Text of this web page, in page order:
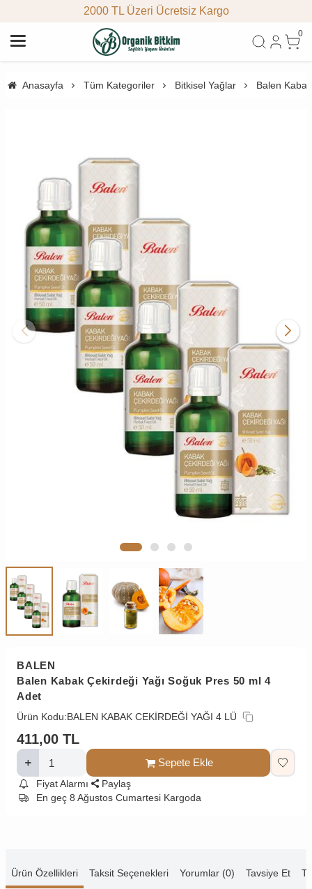
2000 TL Üzeri Ücretsiz Kargo
0
Anasayfa Tüm Kategoriler Bitkisel Yağlar Balen
BALEN
Balen Kabak Çekirdeği Yağı Soğuk Pres 50 ml 4
Adet
Ürün Kodu:BALEN KABAK CEKİRDEĞİ YAĞI 4 LÜ
411,00 TL
Sepete Ekle
Fiyat Alarmı
Paylaş
En geç 8 Ağustos Cumartesi Kargoda
Ürün Özellikleri Taksit Seçenekleri Yorumlar (0) Tavsiye Et